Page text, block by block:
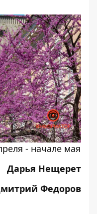
- начале мая
Дарья Нещерет
Федоров